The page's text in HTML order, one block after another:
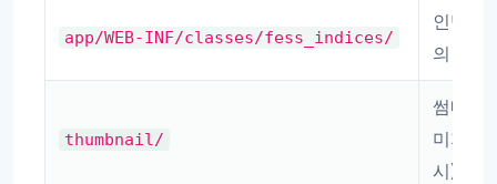
app/WEB-INF/classes/fess_indices/
인덱스
의 파일
thumbnail/
썸네일
미지(필
시)